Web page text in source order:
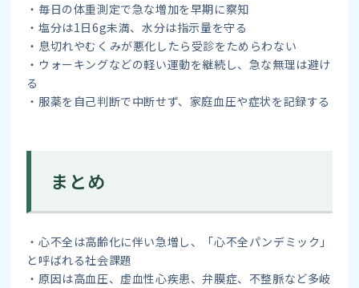
・毎日の体重測定で急な増加を早期に察知
・塩分は1日6g未満、水分は指示量を守る
・息切れやむくみが悪化したら受診をためらわない
・ウォーキングなどの軽い運動を継続し、急な無理は避け
る
・服薬を自己判断で中断せず、家庭血圧や症状を記録する
まとめ
・心不全は高齢化に伴い急増し、「心不全パンデミック」
と呼ばれる社会課題
・原因は高血圧、虚血性心疾患、弁膜症、不整脈など多岐